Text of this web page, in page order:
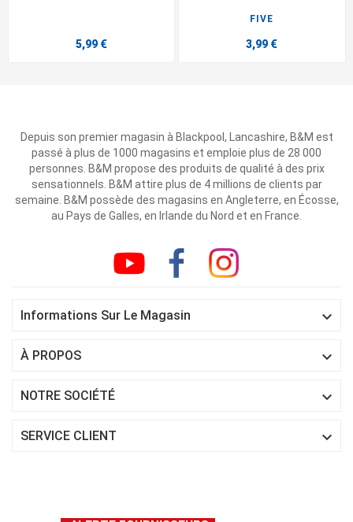
5,99 €
FIVE
3,99 €
Depuis son premier magasin à Blackpool, Lancashire, B&M est
passé à plus de 1000 magasins et emploie plus de 28 000
personnes. B&M propose des produits de qualité à des prix
sensationnels. B&M attire plus de 4 millions de clients par
semaine. B&M possède des magasins en Angleterre, en Écosse,
au Pays de Galles, en Irlande du Nord et en France.
Informations Sur Le Magasin 
À PROPOS 
NOTRE SOCIÉTÉ 
SERVICE CLIENT 